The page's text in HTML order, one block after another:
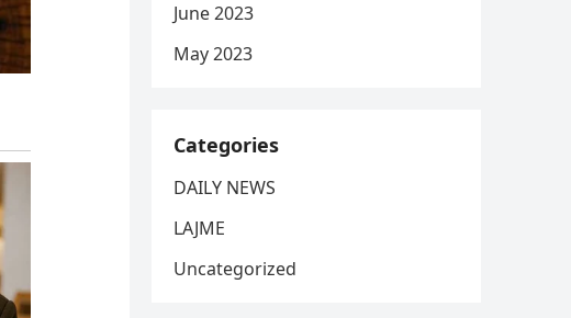
June 2023
May 2023
Categories
DAILY NEWS
LAJME
Uncategorized